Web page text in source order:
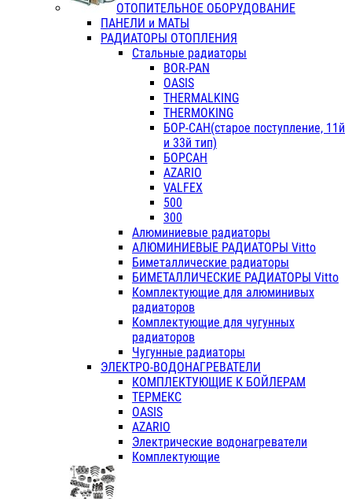
ОТОПИТЕЛЬНОЕ ОБОРУДОВАНИЕ
ПАНЕЛИ и МАТЫ
РАДИАТОРЫ ОТОПЛЕНИЯ
Стальные радиаторы
BOR-PAN
OASIS
THERMALKING
THERMOKING
БОР-САН(старое поступление, 11й
и 33й тип)
БОРСАН
AZARIO
VALFEX
500
300
Алюминиевые радиаторы
АЛЮМИНИЕВЫЕ РАДИАТОРЫ Vitto
Биметаллические радиаторы
БИМЕТАЛЛИЧЕСКИЕ РАДИАТОРЫ Vitto
Комплектующие для алюминивых
радиаторов
Комплектующие для чугунных
радиаторов
Чугунные радиаторы
ЭЛЕКТРО-ВОДОНАГРЕВАТЕЛИ
КОМПЛЕКТУЮЩИЕ К БОЙЛЕРАМ
ТЕРМЕКС
OASIS
AZARIO
Электрические водонагреватели
Комплектующие